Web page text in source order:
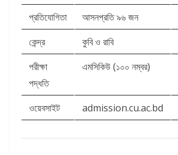
প্রতিযোগিতা
আসনপ্রতি ৯৬ জন
কেন্দ্র
কুবি ও রাবি
পরীক্ষা
পদ্ধতি
এমসিকিউ (১০০ নম্বর)
ওয়েবসাইট admission.cu.ac.bd